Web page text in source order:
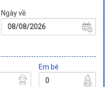
Ngày về
Em bé